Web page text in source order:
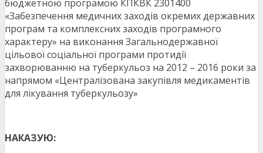
бюджетною програмою КПКВК 2301400
«Забезпечення медичних заходів окремих державних
програм та комплексних заходів програмного
характеру» на виконання Загальнодержавної
цільової соціальної програми протидії
захворюванню на туберкульоз на 2012 – 2016 роки за
напрямом «Централізована закупівля медикаментів
для лікування туберкульозу»
НАКАЗУЮ: